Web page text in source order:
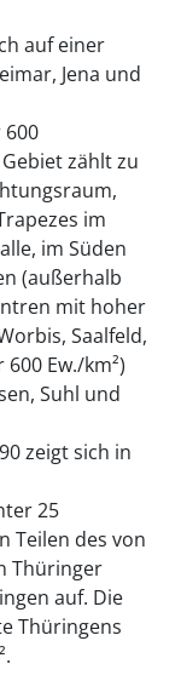
auf einer
Jena und
zählt zu
im
im Süden
(außerhalb
mit hoher
Saalfeld,
Ew./km²)
Suhl und
zeigt sich in
25
Teilen des von
Thüringer
auf. Die
Thüringens